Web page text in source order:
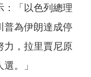
：「以色列總理
普為伊朗達成停
力，拉里賈尼原
。」